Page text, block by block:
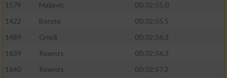
1579
Maljevic
00:32:55.0
1422
Börste
00:32:55.5
1489
Grieß
00:32:56.3
1639
Reemts
00:32:56.3
1640
Reemts
00:32:57.2